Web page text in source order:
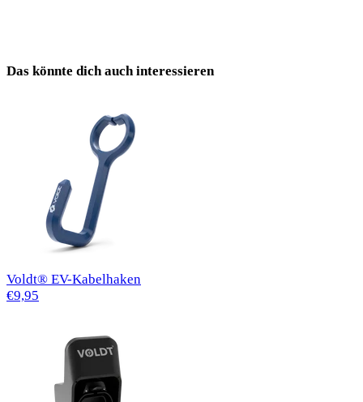
Das könnte dich auch interessieren
Voldt® EV-Kabelhaken
€9,95